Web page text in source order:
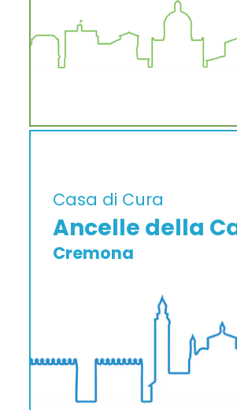
Casa di Cura
Ancelle della
Cremona